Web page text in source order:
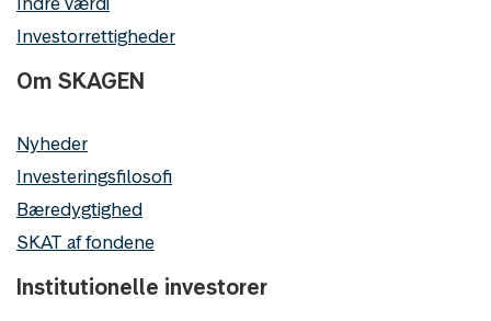
Investorrettigheder
Om SKAGEN
Nyheder
Investeringsfilosofi
Bæredygtighed
SKAT af fondene
Institutionelle investorer